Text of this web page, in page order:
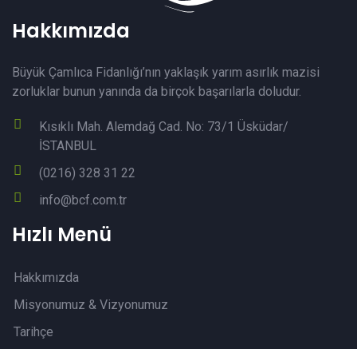
Hakkımızda
Büyük Çamlıca Fidanlığı’nın yaklaşık yarım asırlık mazisi
zorluklar bunun yanında da birçok başarılarla doludur.
Kısıklı Mah. Alemdağ Cad. No: 73/1 Üsküdar/
İSTANBUL
(0216) 328 31 22
info@bcf.com.tr
Hızlı Menü
Hakkımızda
Misyonumuz & Vizyonumuz
Tarihçe